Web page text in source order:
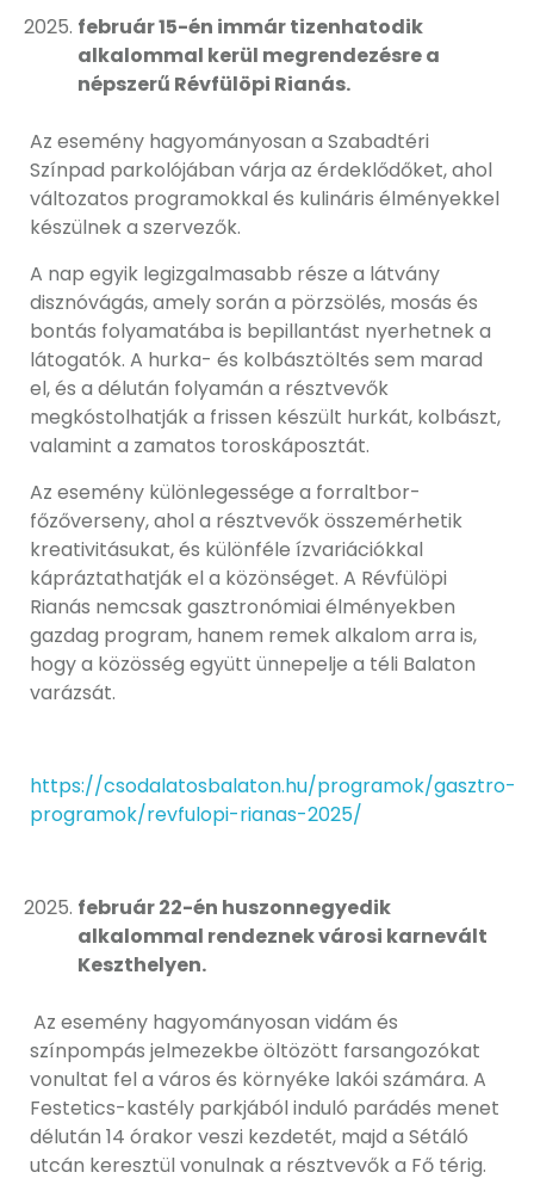
február 15-én immár tizenhatodik
alkalommal kerül megrendezésre a
népszerű Révfülöpi Rianás.
Az esemény hagyományosan a Szabadtéri
Színpad parkolójában várja az érdeklődőket, ahol
változatos programokkal és kulináris élményekkel
készülnek a szervezők.
A nap egyik legizgalmasabb része a látvány
disznóvágás, amely során a pörzsölés, mosás és
bontás folyamatába is bepillantást nyerhetnek a
látogatók. A hurka- és kolbásztöltés sem marad
el, és a délután folyamán a résztvevők
megkóstolhatják a frissen készült hurkát, kolbászt,
valamint a zamatos toroskáposztát.
Az esemény különlegessége a forraltbor-
főzőverseny, ahol a résztvevők összemérhetik
kreativitásukat, és különféle ízvariációkkal
kápráztathatják el a közönséget. A Révfülöpi
Rianás nemcsak gasztronómiai élményekben
gazdag program, hanem remek alkalom arra is,
hogy a közösség együtt ünnepelje a téli Balaton
varázsát.
https://csodalatosbalaton.hu/programok/gasztro-
programok/revfulopi-rianas-2025/
február 22-én huszonnegyedik
alkalommal rendeznek városi karnevált
Keszthelyen.
Az esemény hagyományosan vidám és
színpompás jelmezekbe öltözött farsangozókat
vonultat fel a város és környéke lakói számára. A
Festetics-kastély parkjából induló parádés menet
délután 14 órakor veszi kezdetét, majd a Sétáló
utcán keresztül vonulnak a résztvevők a Fő térig.